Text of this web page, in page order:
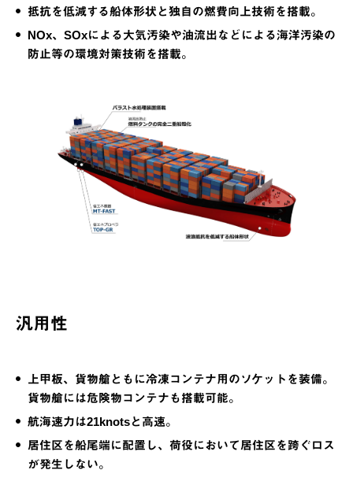
抵抗を低減する船体形状と独自の燃費向上技術を搭載。
NOx、SOxによる大気汚染や油流出などによる海洋汚染の
防止等の環境対策技術を搭載。
M
T
T
汎用性
上甲板、貨物艙ともに冷凍コンテナ用のソケットを装備。
貨物艙には危険物コンテナも搭載可能。
航海速力は21knotsと高速。
居住区を船尾端に配置し、荷役において居住区を跨ぐロス
が発生しない。